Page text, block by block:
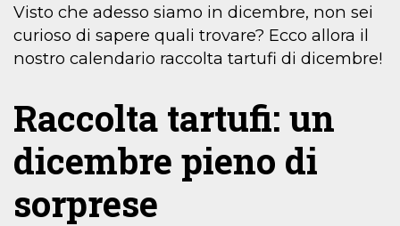
Visto che adesso siamo in dicembre, non sei
curioso di sapere quali trovare? Ecco allora il
nostro calendario raccolta tartufi di dicembre!
Raccolta tartufi: un
dicembre pieno di
sorprese